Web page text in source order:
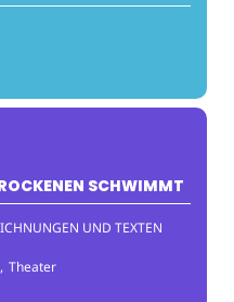
SCHWIMMT
UND TEXTEN
Theater